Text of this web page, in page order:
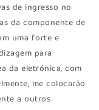
de ingresso no
da componente de
uma forte e
para
da eletrónica, com
me colocarão
a outros